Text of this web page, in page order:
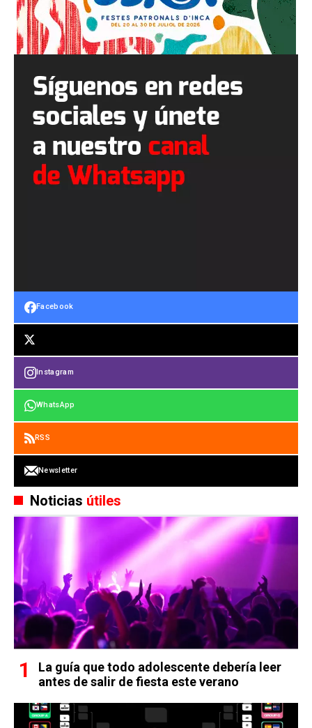
Facebook
Instagram
WhatsApp
RSS
Newsletter
Noticias útiles
La guía que todo adolescente debería leer
antes de salir de fiesta este verano